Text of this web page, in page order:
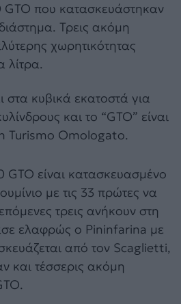
GTO που κατασκευάστηκαν
Τρεις ακόμη
χωρητικότητας
λίτρα.
στα κυβικά εκατοστά για
και το “GTO” είναι
Turismo Omologato.
είναι κατασκευασμένο
με τις 33 πρώτες να
τρεις ανήκουν στη
ελαφρώς ο Pininfarina με
από τον Scaglietti,
και τέσσερις ακόμη